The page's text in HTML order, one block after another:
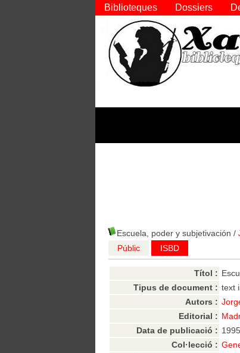
Escuela, poder y subjetivación /
Públic
ISBD
Títol :
Tipus de document : text
Autors :
Editorial :
Data de publicació : 1995
Col·lecció :
Biblioteques Dossiers